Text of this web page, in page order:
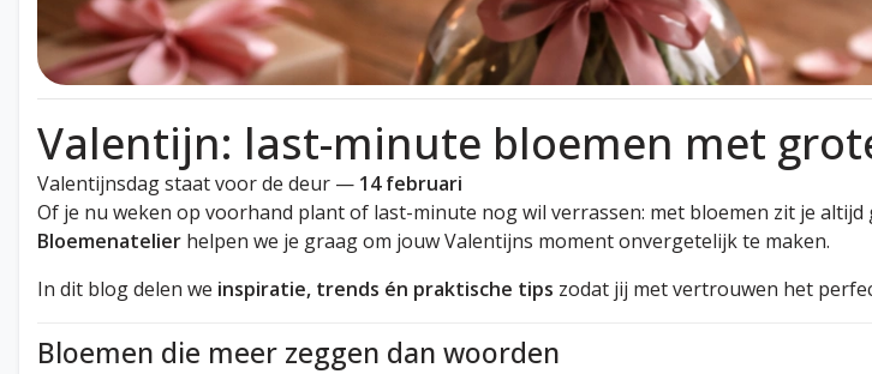
Valentijn: last-minute bloemen met
Valentijnsdag staat voor de deur — 14 februari
Of je nu weken op voorhand plant of last-minute nog wil verrassen: met bloemen zit je altijd
Bloemenatelier helpen we je graag om jouw Valentijns moment onvergetelijk te maken.
In dit blog delen we inspiratie, trends én praktische tips zodat jij met vertrouwen het
Bloemen die meer zeggen dan woorden